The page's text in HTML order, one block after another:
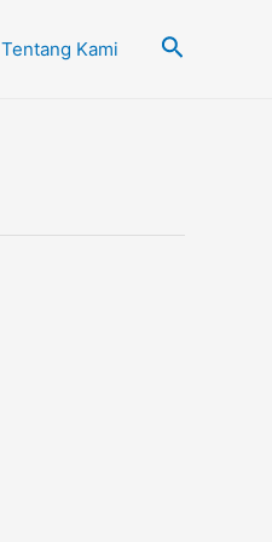
Tentang Kami Cari